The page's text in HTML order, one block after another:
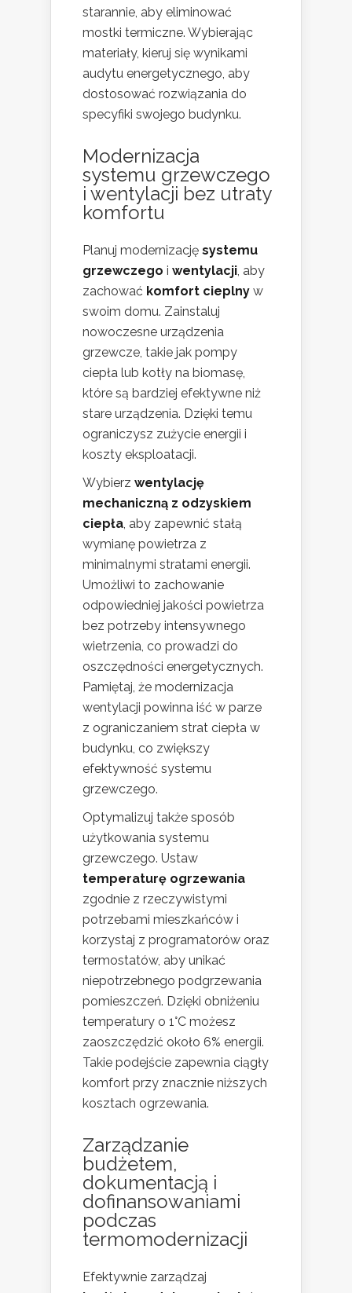
starannie, aby eliminować
mostki termiczne. Wybierając
materiały, kieruj się wynikami
audytu energetycznego, aby
dostosować rozwiązania do
specyfiki swojego budynku.
Modernizacja
systemu grzewczego
i wentylacji bez utraty
komfortu
Planuj modernizację systemu
grzewczego i wentylacji, aby
zachować komfort cieplny w
swoim domu. Zainstaluj
nowoczesne urządzenia
grzewcze, takie jak pompy
ciepła lub kotły na biomasę,
które są bardziej efektywne niż
stare urządzenia. Dzięki temu
ograniczysz zużycie energii i
koszty eksploatacji.
Wybierz wentylację
mechaniczną z odzyskiem
ciepła, aby zapewnić stałą
wymianę powietrza z
minimalnymi stratami energii.
Umożliwi to zachowanie
odpowiedniej jakości powietrza
bez potrzeby intensywnego
wietrzenia, co prowadzi do
oszczędności energetycznych.
Pamiętaj, że modernizacja
wentylacji powinna iść w parze
z ograniczaniem strat ciepła w
budynku, co zwiększy
efektywność systemu
grzewczego.
Optymalizuj także sposób
użytkowania systemu
grzewczego. Ustaw
temperaturę ogrzewania
zgodnie z rzeczywistymi
potrzebami mieszkańców i
korzystaj z programatorów oraz
termostatów, aby unikać
niepotrzebnego podgrzewania
pomieszczeń. Dzięki obniżeniu
temperatury o 1°C możesz
zaoszczędzić około 6% energii.
Takie podejście zapewnia ciągły
komfort przy znacznie niższych
kosztach ogrzewania.
Zarządzanie
budżetem,
dokumentacją i
dofinansowaniami
podczas
termomodernizacji
Efektywnie zarządzaj